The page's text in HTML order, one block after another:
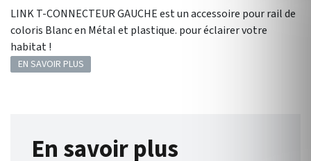
LINK T-CONNECTEUR GAUCHE est un accessoire pour rail de
coloris Blanc en Métal et plastique. pour éclairer votre
habitat !
EN SAVOIR PLUS
En savoir plus